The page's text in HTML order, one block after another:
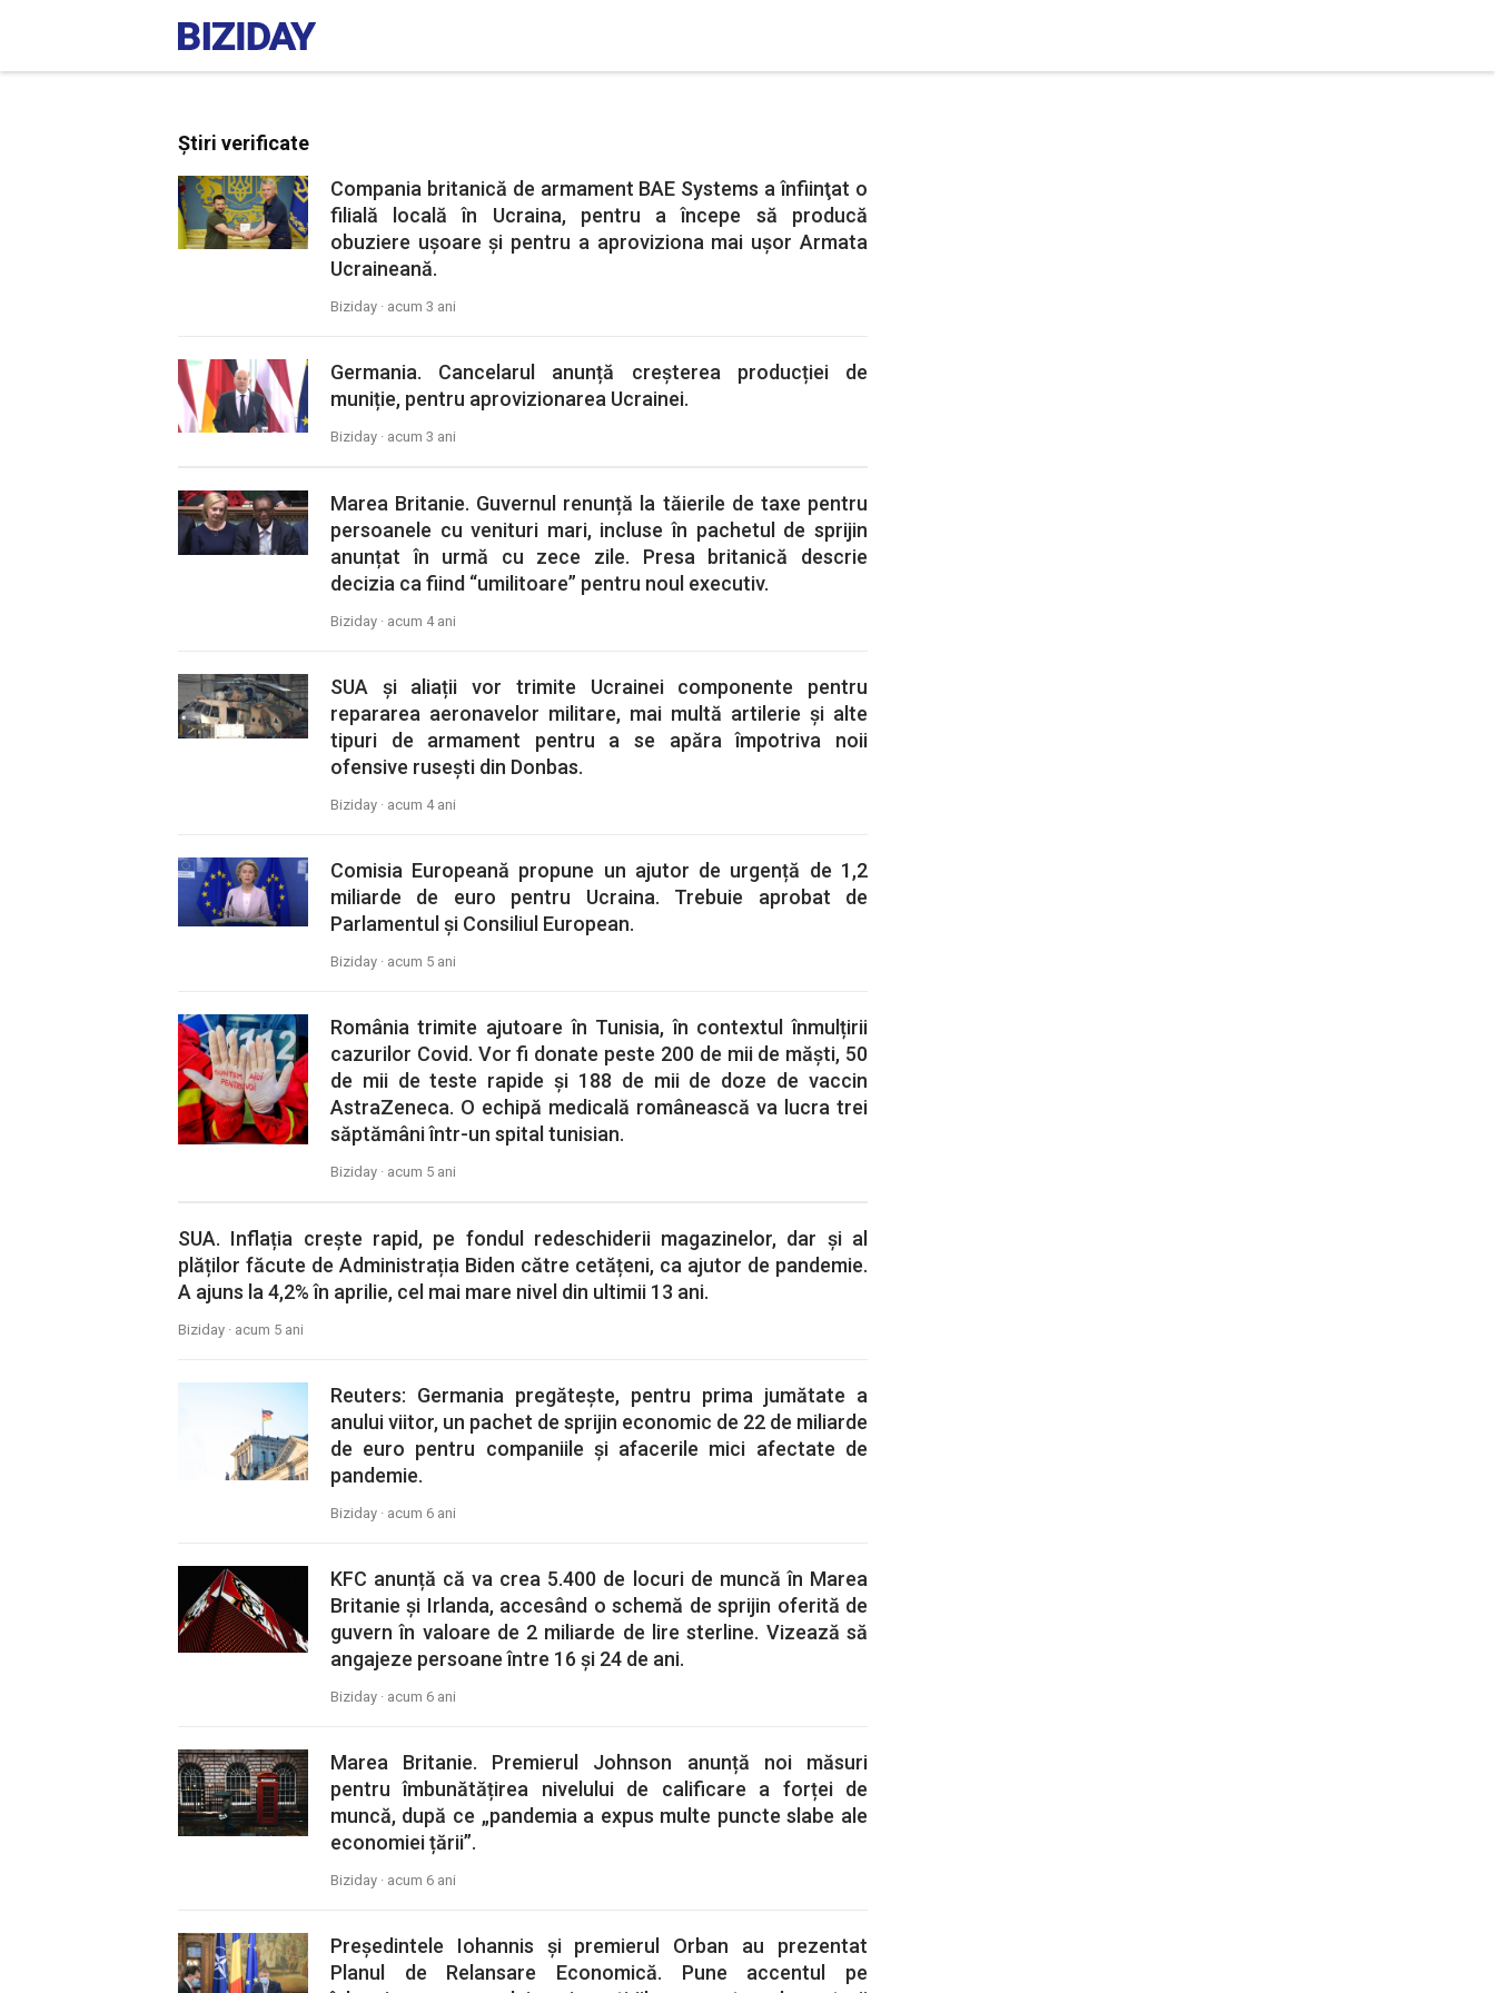
Știri verificate
Compania britanică de armament BAE Systems a înfiinţat o
filială locală în Ucraina, pentru a începe să producă
obuziere ușoare și pentru a aproviziona mai ușor Armata
Ucraineană.
Biziday · acum 3 ani
Germania. Cancelarul anunță creșterea producției de
muniție, pentru aprovizionarea Ucrainei.
Biziday · acum 3 ani
Marea Britanie. Guvernul renunță la tăierile de taxe pentru
persoanele cu venituri mari, incluse în pachetul de sprijin
anunțat în urmă cu zece zile. Presa britanică descrie
decizia ca fiind “umilitoare” pentru noul executiv.
Biziday · acum 4 ani
SUA și aliații vor trimite Ucrainei componente pentru
repararea aeronavelor militare, mai multă artilerie și alte
tipuri de armament pentru a se apăra împotriva noii
ofensive rusești din Donbas.
Biziday · acum 4 ani
Comisia Europeană propune un ajutor de urgență de 1,2
miliarde de euro pentru Ucraina. Trebuie aprobat de
Parlamentul și Consiliul European.
Biziday · acum 5 ani
România trimite ajutoare în Tunisia, în contextul înmulțirii
cazurilor Covid. Vor fi donate peste 200 de mii de măști, 50
de mii de teste rapide și 188 de mii de doze de vaccin
AstraZeneca. O echipă medicală românească va lucra trei
săptămâni într-un spital tunisian.
Biziday · acum 5 ani
SUA. Inflația crește rapid, pe fondul redeschiderii magazinelor, dar și al
plăților făcute de Administrația Biden către cetățeni, ca ajutor de pandemie.
A ajuns la 4,2% în aprilie, cel mai mare nivel din ultimii 13 ani.
Biziday · acum 5 ani
Reuters: Germania pregătește, pentru prima jumătate a
anului viitor, un pachet de sprijin economic de 22 de miliarde
de euro pentru companiile și afacerile mici afectate de
pandemie.
Biziday · acum 6 ani
KFC anunță că va crea 5.400 de locuri de muncă în Marea
Britanie și Irlanda, accesând o schemă de sprijin oferită de
guvern în valoare de 2 miliarde de lire sterline. Vizează să
angajeze persoane între 16 și 24 de ani.
Biziday · acum 6 ani
Marea Britanie. Premierul Johnson anunță noi măsuri
pentru îmbunătățirea nivelului de calificare a forței de
muncă, după ce „pandemia a expus multe puncte slabe ale
economiei țării”.
Biziday · acum 6 ani
Președintele Iohannis și premierul Orban au prezentat
Planul de Relansare Economică. Pune accentul pe